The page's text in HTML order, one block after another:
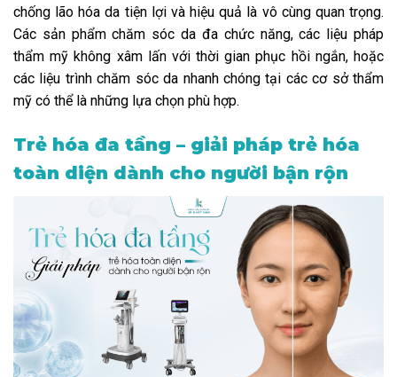
chống lão hóa da tiện lợi và hiệu quả là vô cùng quan trọng.
Các sản phẩm chăm sóc da đa chức năng, các liệu pháp
thẩm mỹ không xâm lấn với thời gian phục hồi ngắn, hoặc
các liệu trình chăm sóc da nhanh chóng tại các cơ sở thẩm
mỹ có thể là những lựa chọn phù hợp.
Trẻ hóa đa tầng – giải pháp trẻ hóa
toàn diện dành cho người bận rộn